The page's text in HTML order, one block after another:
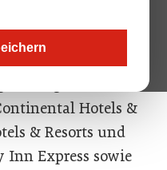
geführte IHG
Hotels &
& Resorts und
Express sowie